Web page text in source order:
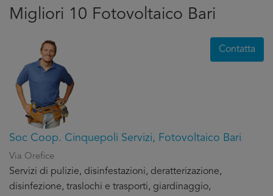
Migliori 10 Fotovoltaico Bari
Soc Coop. Cinquepoli Servizi, Fotovoltaico Bari
Via Orefice
Servizi di pulizie, disinfestazioni, deratterizazione,
disinfezione, traslochi e trasporti, giardinaggio,
Contatta